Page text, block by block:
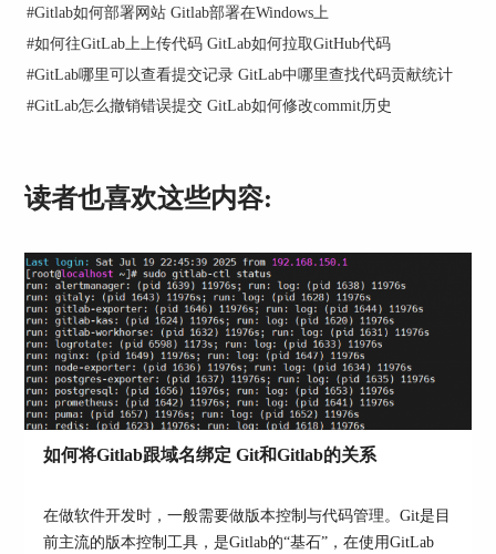
就能看到最近的提交列表，每条提交都有提交ID、
作者、时间和提交信息。
可以直接点击某次提交，查看修改文件和具体改动
3、用GitLab的“Blame”功能找修改人
有时候我们只想知道某一行代码是谁改的，那就可
以用GitLab自带的“Blame”功能。
怎么用？
打开项目，点击【Repository】→【Files】。
找到需要查看的文件，点击文件右侧的【Blame】
页面上每一行代码旁边都会显示最后修改这行的作
者和时间。
#Gitlab如何部署网站 Gitlab部署在Windows上
#如何往GitLab上上传代码 GitLab如何拉取GitHub代码
#GitLab哪里可以查看提交记录 GitLab中哪里查找代码贡献统计
#GitLab怎么撤销错误提交 GitLab如何修改commit历史
读者也喜欢这些内容:
如何将Gitlab跟域名绑定 Git和Gitlab的关系
在做软件开发时，一般需要做版本控制与代码管理。Git是目
前主流的版本控制工具，是Gitlab的“基石”，在使用GitLab